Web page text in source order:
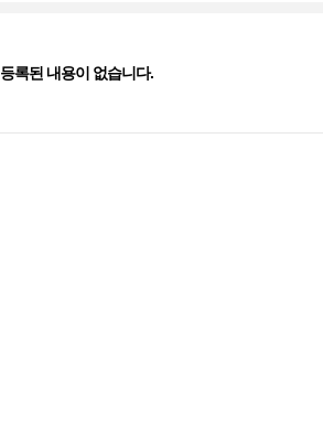
등록된 내용이 없습니다.